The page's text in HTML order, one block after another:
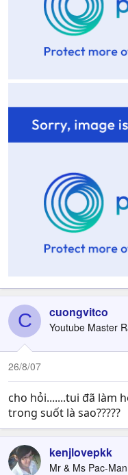
C cuongvitco
Youtube Master
26/8/07
cho hỏi.......tui đã làm
trong suốt là sao?????
kenjlovepkk
Mr & Ms Pac-Man